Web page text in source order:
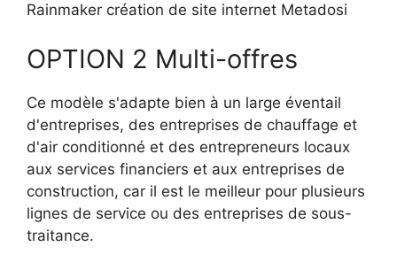
Rainmaker création de site internet Metadosi
OPTION 2 Multi-offres
Ce modèle s'adapte bien à un large éventail
d'entreprises, des entreprises de chauffage et
d'air conditionné et des entrepreneurs locaux
aux services financiers et aux entreprises de
construction, car il est le meilleur pour plusieurs
lignes de service ou des entreprises de sous-
traitance.